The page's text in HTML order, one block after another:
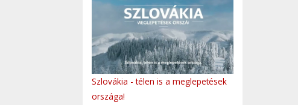
Szlovákia - télen is a meglepetések
országa!
10 látnivaló Csehországból (angol
nyelvű)
Kasia Kowalska - To Co Dobre
Fedezd fel Lengyelországot!
Meghalt a Kisvakond atyja, Zdenek
Miler - ČeskéNoviny.cz.